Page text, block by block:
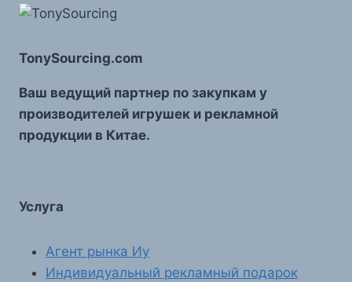
TonySourcing.com
Ваш ведущий партнер по закупкам у
производителей игрушек и рекламной
продукции в Китае.
Услуга
Агент рынка Иу
Индивидуальный рекламный подарок